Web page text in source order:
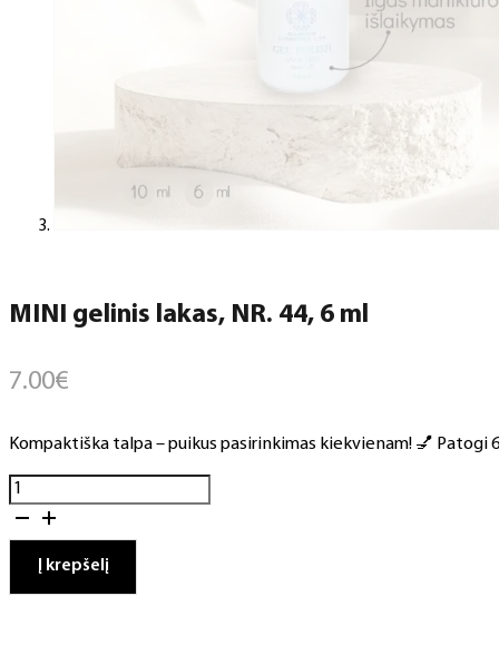
MINI gelinis lakas, NR. 44, 6 ml
7.00€
Kompaktiška talpa – puikus pasirinkimas kiekvienam! 💅
produkto
kiekis:
gelinis
lakas,
Į krepšelį